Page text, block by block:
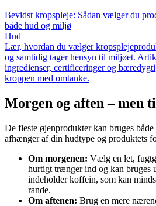
Bevidst kropspleje: Sådan vælger du
både hud og miljø
Hud
Lær, hvordan du vælger
og samtidig tager hensyn til miljøet.
ingredienser, certificeringer og
kroppen med omtanke.
Morgen og aften – men
De fleste øjenprodukter kan bruges
afhænger af din hudtype og produktets
Om morgenen: Vælg en let,
hurtigt trænger ind og kan bruges
indeholder koffein, som kan
rande.
Om aftenen: Brug en mere